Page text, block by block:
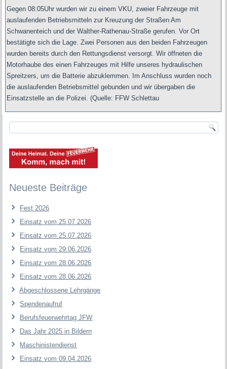
Gegen 08:05Uhr wurden wir zu einem VKU, zweier Fahrzeuge mit
auslaufenden Betriebsmitteln zur Kreuzung der Straßen Am
Schwanenteich und der Walther-Rathenau-Straße gerufen. Vor Ort
bestätigte sich die Lage. Zwei Personen aus den beiden Fahrzeugen
wurden bereits durch den Rettungsdienst versorgt. Wir öffneten die
Motorhaube des einen Fahrzeuges mit Hilfe unseres hydraulischen
Spreitzers, um die Batterie abzuklemmen. Im Anschluss wurden noch
die auslaufenden Betriebsmittel gebunden und wir übergaben die
Einsatzstelle an die Polizei.(Quelle: FFW Schlettau
Neueste Beiträge
Fest 2026
Einsatz vom 25.07.2026
Einsatz vom 25.07.2026
Einsatz vom 29.06.2026
Einsatz vom 28.06.2026
Einsatz vom 28.06.2026
Abgeschlossene Lehrgänge
Spendenaufruf
Berufsfeuerwehrtag JFW
Das Jahr 2025 in Bildern
Maschinistendienst
Einsatz vom 09.04.2026